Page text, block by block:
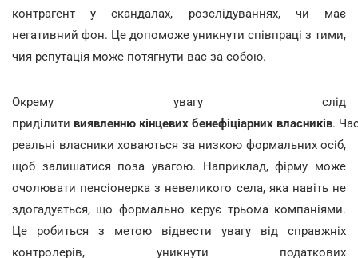
контрагент у скандалах, розслідуваннях, чи має
негативний фон. Це допоможе уникнути співпраці з тими,
чия репутація може потягнути вас за собою.
Окрему увагу слід
приділити виявленню кінцевих бенефіціарних власників.
реальні власники ховаються за низкою формальних осіб,
щоб залишатися поза увагою. Наприклад, фірму може
очолювати пенсіонерка з невеликого села, яка навіть не
здогадується, що формально керує трьома компаніями.
Це робиться з метою відвести увагу від справжніх
контролерів, уникнути податкових